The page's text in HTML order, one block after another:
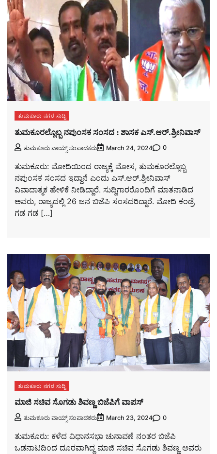
ತುಮಕೂರು ನಗರ ಸುದ್ದಿ
ತುಮಕೂರಲ್ಲೊಬ್ಬ ನಪುಂಸಕ ಸಂಸದ : ಶಾಸಕ ಎಸ್.ಆರ್.ಶ್ರೀನಿವಾಸ್
ತುಮಕೂರು ವಾಯ್ಸ್ ಸಂಪಾದಕರು March 24, 2024 0
ತುಮಕೂರು: ಮೋದಿಯಿಂದ ರಾಜ್ಯಕ್ಕೆ ಮೋಸ, ತುಮಕೂರಲ್ಲೊಬ್ಬ
ನಪುಂಸಕ ಸಂಸದ ಇದ್ದಾನೆ ಎಂದು ಎಸ್.ಆರ್.ಶ್ರೀನಿವಾಸ್
ವಿವಾದಾತ್ಮಕ ಹೇಳಿಕೆ ನೀಡಿದ್ದಾರೆ. ಸುದ್ದಿಗಾರರೊಂದಿಗೆ ಮಾತನಾಡಿದ
ಅವರು, ರಾಜ್ಯದಲ್ಲಿ 26 ಜನ ಬಿಜೆಪಿ ಸಂಸದರಿದ್ದಾರೆ. ಮೋದಿ ಕಂಡ್ರೆ
ಗಡ ಗಡ […]
ತುಮಕೂರು ನಗರ ಸುದ್ದಿ
ಮಾಜಿ ಸಚಿವ ಸೊಗಡು ಶಿವಣ್ಣ ಬಿಜೆಪಿಗೆ ವಾಪಸ್
ತುಮಕೂರು ವಾಯ್ಸ್ ಸಂಪಾದಕರು March 23, 2024 0
ತುಮಕೂರು: ಕಳೆದ ವಿಧಾನಸಭಾ ಚುನಾವಣೆ ನಂತರ ಬಿಜೆಪಿ
ಒಡನಾಟದಿಂದ ದೂರವಾಗಿದ್ದ ಮಾಜಿ ಸಚಿವ ಸೊಗಡು ಶಿವಣ್ಣ ಅವರು